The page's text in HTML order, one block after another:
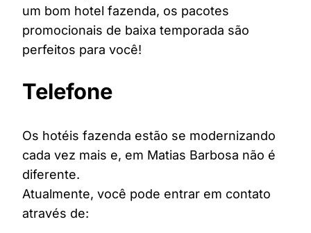
um bom hotel fazenda, os pacotes
promocionais de baixa temporada são
perfeitos para você!
Telefone
Os hotéis fazenda estão se modernizando
cada vez mais e, em Matias Barbosa não é
diferente.
Atualmente, você pode entrar em contato
através de: